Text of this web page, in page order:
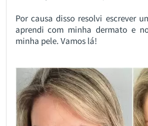
Por causa disso resolvi escrever
aprendi com minha dermato e
minha pele. Vamos lá!